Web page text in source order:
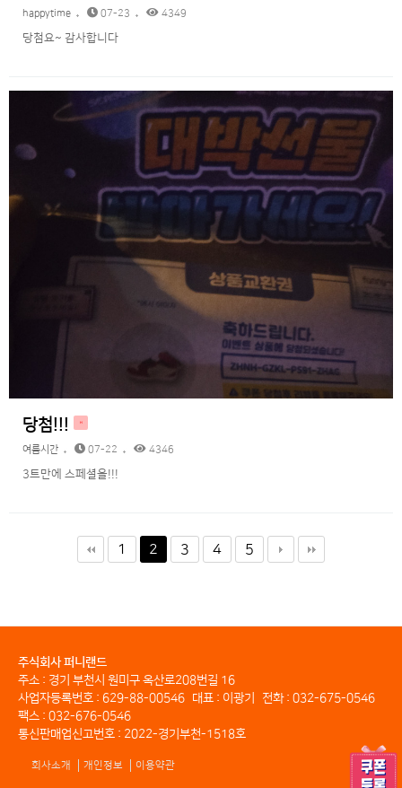
happytime 07-23 4349
당첨요~ 감사합니다
당첨!!! H
여름시간 07-22 4346
3트만에 스페셜을!!!
1 2 3 4 5
주식회사 퍼니랜드
주소 : 경기 부천시 원미구 옥산로208번길 16
사업자등록번호 : 629-88-00546 대표 : 이광기
전화 : 032-675-0546
팩스 : 032-676-0546
통신판매업신고번호 : 2022-경기부천-1518호
회사소개 개인정보 이용약관